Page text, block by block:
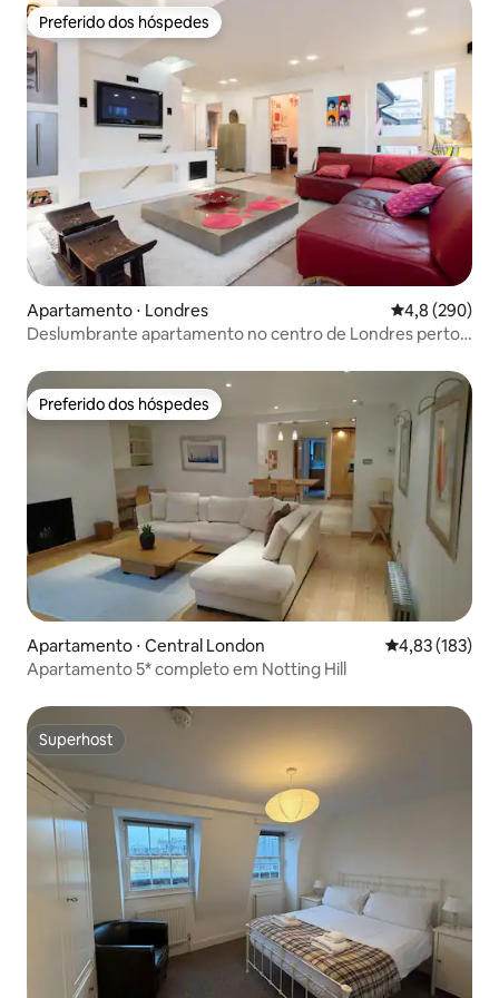
Preferido dos hóspedes
Preferido dos hóspedes
Apartamento ⋅ Londres 4,8 de uma
4,8 (290)
Deslumbrante apartamento no centro de Londres perto
Preferido dos hóspedes
Preferido dos hóspedes
Apartamento ⋅ Central London 4,83 de uma
4,83 (183)
Apartamento 5* completo em Notting Hill
Superhost
Superhost